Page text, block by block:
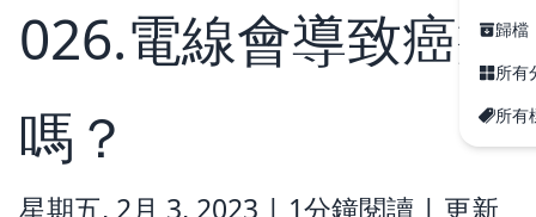
歸檔
所有
所有
026.電線會導致癌症
嗎？
星期五, 2月 3, 2023 | 1分鐘閱讀 | 更新